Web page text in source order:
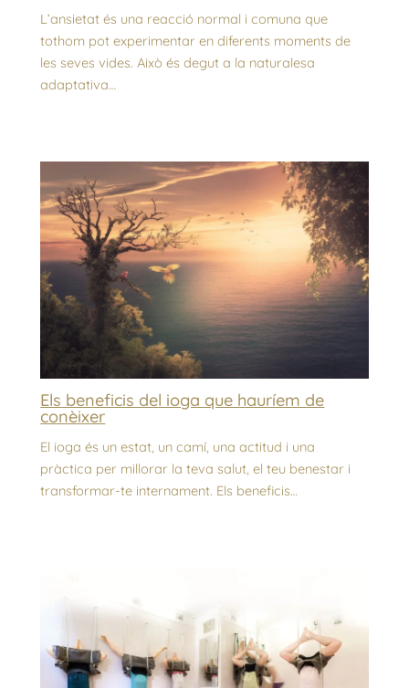
L’ansietat és una reacció normal i comuna que
tothom pot experimentar en diferents moments de
les seves vides. Això és degut a la naturalesa
adaptativa…
Els beneficis del ioga que hauríem de
conèixer
El ioga és un estat, un camí, una actitud i una
pràctica per millorar la teva salut, el teu benestar i
transformar-te internament. Els beneficis…